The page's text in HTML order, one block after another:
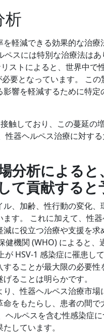
析
軽減できる効果的な治
スには特別な治療法は
ストによると、世界中で
要となっています。 こ
響を軽減するために特
触しており、この蔓延の
器ヘルペス治療に対す
分析による
て貢献する
ル、加齢、性行動の変化
す。 これに加えて、性
に役立つ治療や支援を
機関 (WHO) によると、
HSV-1 感染症に罹患し
ることが最大限の必要
ることは明らかです。
、性器ヘルペス治療市
をもたらし、患者の間
ルペスを含む性感染症
しています。